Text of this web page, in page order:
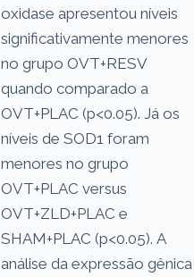
oxidase apresentou níveis
significativamente menores
no grupo OVT+RESV
quando comparado a
OVT+PLAC (p<0.05). Já os
níveis de SOD1 foram
menores no grupo
OVT+PLAC versus
OVT+ZLD+PLAC e
SHAM+PLAC (p<0.05). A
análise da expressão gênica